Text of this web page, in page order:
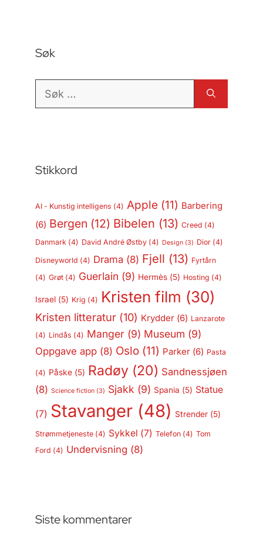
Søk
Søk
Stikkord
AI - Kunstig intelligens (4) Apple (11) Barbering
(6) Bergen (12) Bibelen (13) Creed (4)
Danmark(4) David André Østby(4) Design(3) Dior(4)
Disneyworld (4) Drama (8) Fjell (13) Fyrtårn
(4) Grøt(4) Guerlain (9) Hermès(5) Hosting (4)
Israel(5) Krig (4) Kristen film (30)
Kristen litteratur(10) Krydder(6) Lanzarote
(4) Lindås (4) Manger(9) Museum (9)
Oppgave app(8) Oslo(11) Parker(6) Pasta
(4) Påske(5) Radøy(20) Sandnessjøen
(8) Science fiction(3) Sjakk (9) Spania (5) Statue
(7) Stavanger(48) Strender(5)
Strømmetjeneste(4) Sykkel (7) Telefon(4) Tom
Ford (4) Undervisning (8)
Siste kommentarer